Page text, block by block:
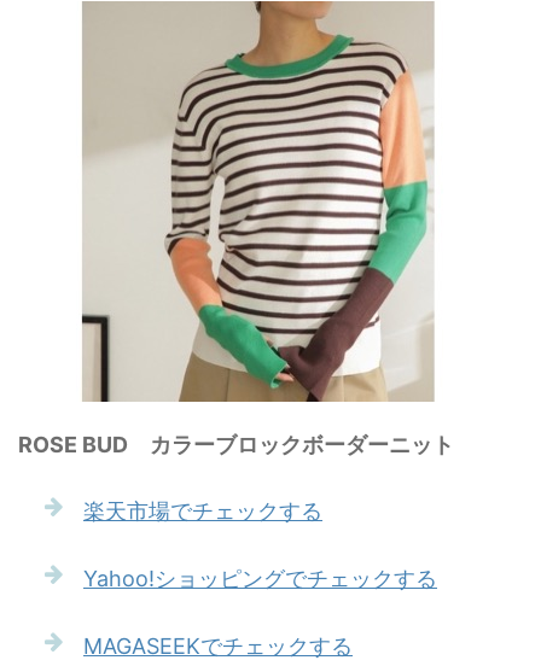
ROSE BUD カラーブロックボーダーニット
楽天市場でチェックする
Yahoo!ショッピングでチェックする
MAGASEEKでチェックする